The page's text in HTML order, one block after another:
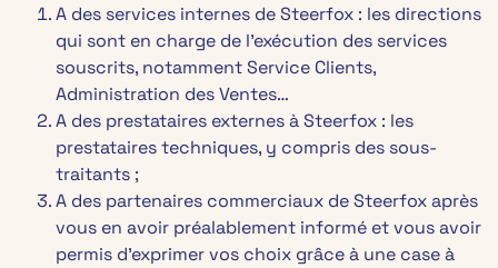
A des services internes de Steerfox : les directions
qui sont en charge de l’exécution des services
souscrits, notamment Service Clients,
Administration des Ventes…
A des prestataires externes à Steerfox : les
prestataires techniques, y compris des sous-
traitants ;
A des partenaires commerciaux de Steerfox après
vous en avoir préalablement informé et vous avoir
permis d’exprimer vos choix grâce à une case à